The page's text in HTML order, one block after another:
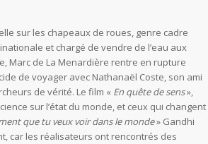
sur les chapeaux de roues, genre cadre
et chargé de vendre de l’eau aux
Marc de La Menardière rentre en rupture
de voyager avec Nathanaël Coste, son ami
de vérité. Le film « En quête de sens»,
sur l’état du monde, et ceux qui changent
que tu veux voir dans le monde» Gandhi
car les réalisateurs ont rencontrés des